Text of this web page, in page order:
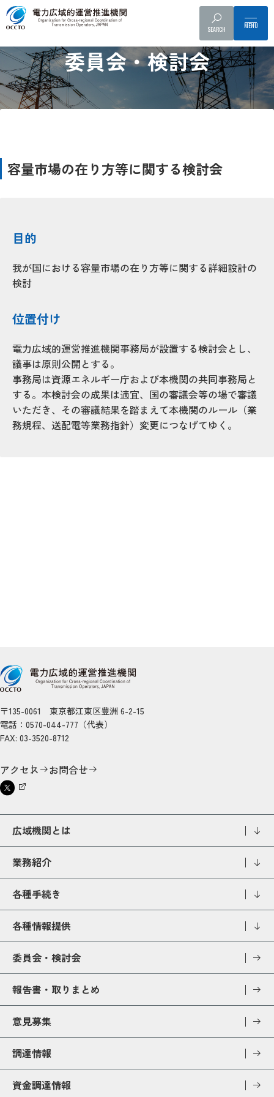
SEARCH
委員会・検討会
容量市場の在り方等に関する検討会
目的
我が国における容量市場の在り方等に関する詳細設計の
検討
位置付け
電力広域的運営推進機関事務局が設置する検討会とし、
議事は原則公開とする。
事務局は資源エネルギー庁および本機関の共同事務局と
する。本検討会の成果は適宜、国の審議会等の場で審議
いただき、その審議結果を踏まえて本機関のルール（業
務規程、送配電等業務指針）変更につなげてゆく。
〒135-0061 東京都江東区豊洲 6-2-15
電話：0570-044-777（代表）
FAX: 03-3520-8712
アクセス お問合せ
広域機関とは
業務紹介
各種手続き
各種情報提供
委員会・検討会
報告書・取りまとめ
意見募集
調達情報
資金調達情報